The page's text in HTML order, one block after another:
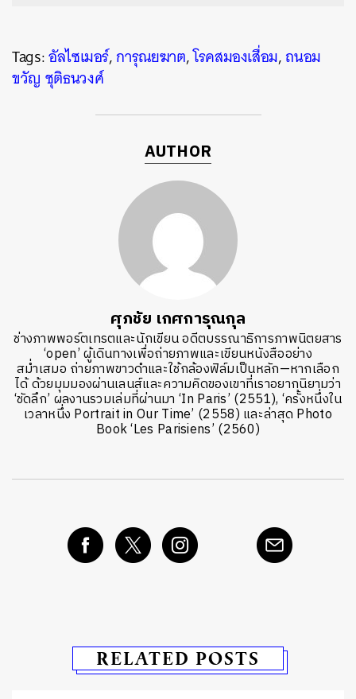
Tags:อัลไซเมอร์,การุณยฆาต,โรคสมองเสื่อม,ถนอม
ขวัญ ชุติธนวงศ์
AUTHOR
ศุภชัย เกศการุณกุล
ช่างภาพพอร์ตเทรตและนักเขียน อดีตบรรณาธิการภาพนิตยสาร
‘open’ ผู้เดินทางเพื่อถ่ายภาพและเขียนหนังสืออย่าง
สม่ำเสมอ ถ่ายภาพขาวดำและใช้กล้องฟิล์มเป็นหลัก—หากเลือก
ได้ ด้วยมุมมองผ่านเลนส์และความคิดของเขาที่เราอยากนิยามว่า
‘ชัดลึก’ ผลงานรวมเล่มที่ผ่านมา ‘In Paris’ (2551), ‘ครั้งหนึ่งใน
เวลาหนึ่ง Portrait in Our Time’ (2558) และล่าสุด Photo
Book ‘Les Parisiens’ (2560)
RELATED POSTS